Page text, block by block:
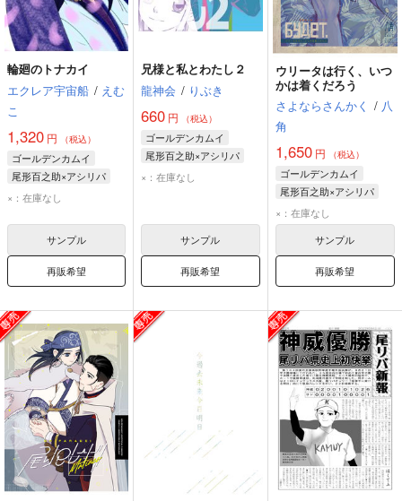
輪廻のトナカイ
エクレア宇宙船 / えむ
こ
1,320 円 （税込）
ゴールデンカムイ
尾形百之助×アシリパ
尾形百之助
×：在庫なし
サンプル
再販希望
兄様と私とわたし２
龍神会 / りぶき
660 円 （税込）
ゴールデンカムイ
尾形百之助×アシリパ
尾形百之助
×：在庫なし
サンプル
再販希望
ウリータは行く、いつ
かは着くだろう
さよならさんかく / 八
角
1,650円 （税込）
ゴールデンカムイ
尾形百之助×アシリパ
尾形百之助
×：在庫なし
サンプル
再販希望